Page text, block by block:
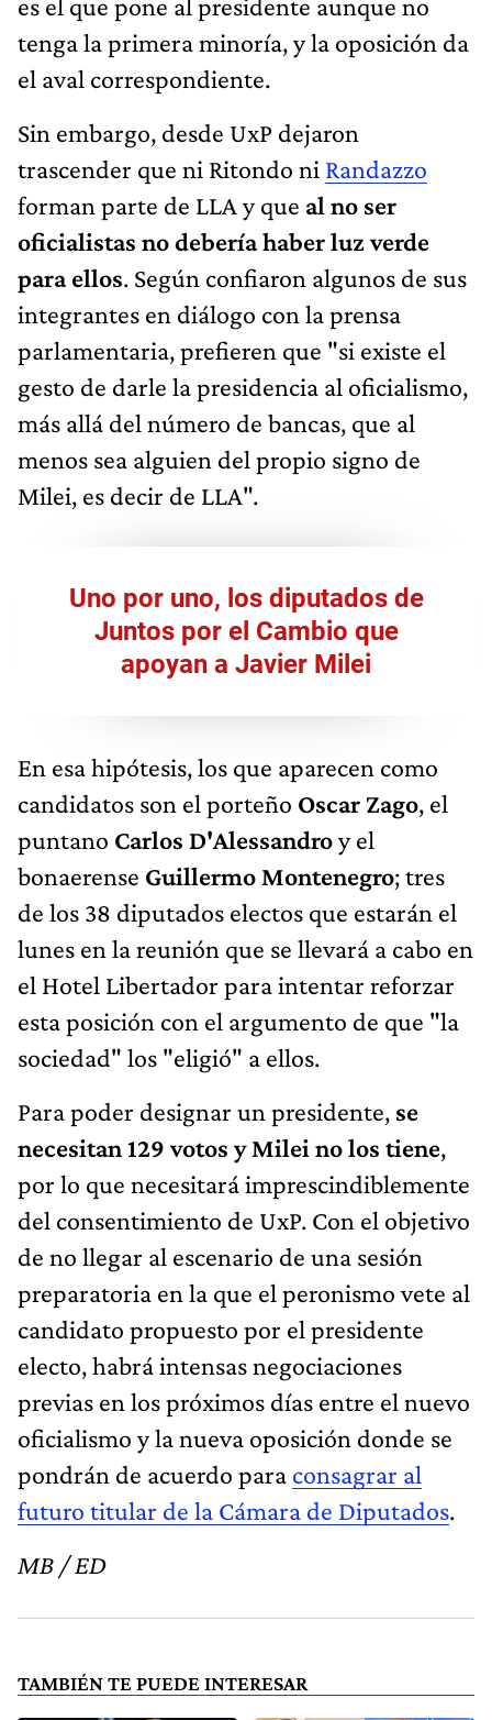
es el que pone al presidente aunque no
tenga la primera minoría, y la oposición da
el aval correspondiente.
Sin embargo, desde UxP dejaron
trascender que ni Ritondo ni Randazzo
forman parte de LLA y que al no ser
oficialistas no debería haber luz verde
para ellos. Según confiaron algunos de sus
integrantes en diálogo con la prensa
parlamentaria, prefieren que "si existe el
gesto de darle la presidencia al oficialismo,
más allá del número de bancas, que al
menos sea alguien del propio signo de
Milei, es decir de LLA".
Uno por uno, los diputados de
Juntos por el Cambio que
apoyan a Javier Milei
En esa hipótesis, los que aparecen como
candidatos son el porteño Oscar Zago, el
puntano Carlos D'Alessandroy el
bonaerense Guillermo Montenegro; tres
de los 38 diputados electos que estarán el
lunes en la reunión que se llevará a cabo en
el Hotel Libertador para intentar reforzar
esta posición con el argumento de que "la
sociedad" los "eligió" a ellos.
Para poder designar un presidente, se
necesitan 129 votos y Milei no los tiene,
por lo que necesitará imprescindiblemente
del consentimiento de UxP. Con el objetivo
de no llegar al escenario de una sesión
preparatoria en la que el peronismo vete al
candidato propuesto por el presidente
electo, habrá intensas negociaciones
previas en los próximos días entre el nuevo
oficialismo y la nueva oposición donde se
pondrán de acuerdo para consagrar al
futuro titular de la Cámara de Diputados.
MB / ED
TAMBIÉN TE PUEDE INTERESAR